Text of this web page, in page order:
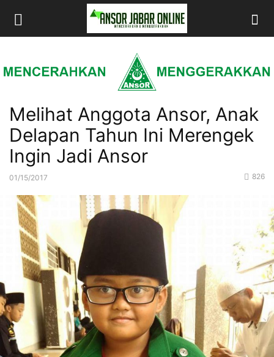
Melihat Anggota Ansor, Anak
Delapan Tahun Ini Merengek
Ingin Jadi Ansor
01/15/2017 826